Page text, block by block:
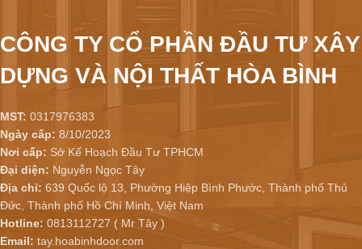
CÔNG TY CỔ PHẦN ĐẦU TƯ XÂY
DỰNG VÀ NỘI THẤT HÒA BÌNH
MST: 0317976383
Ngày cấp: 8/10/2023
Nơi cấp: Sở Kế Hoạch Đầu Tư TPHCM
Đại diện: Nguyễn Ngọc Tây
Địa chỉ: 639 Quốc lộ 13, Phường Hiệp Bình Phước, Thành phố Thủ
Đức, Thành phố Hồ Chí Minh, Việt Nam
Hotline: 0813112727 ( Mr Tây )
Email: tay.hoabinhdoor.com